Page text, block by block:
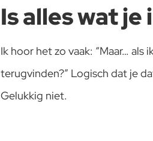
Is alles wat
Ik hoor het zo vaak: “Maar…
terugvinden?” Logisch dat je
Gelukkig niet.